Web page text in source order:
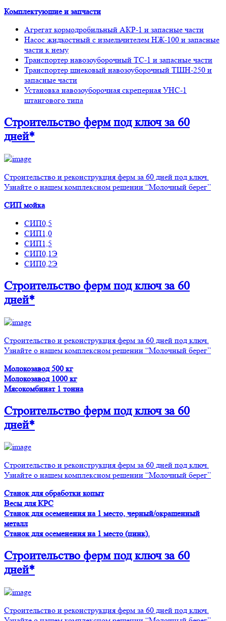
Комплектующие и запчасти
Агрегат кормодробильный АКР-1 и запасные части
Насос жидкостный с измельчителем НЖ-100 и запасные
части к нему
Транспортер навозоуборочный ТС-1 и запасные части
Транспортер шнековый навозоуборочный ТШН-250 и
запасные части
Установка навозоуборочная скреперная УНС-1
штангового типа
Строительство фермпод ключ за 60
дней*
Строительство и реконструкция ферм за 60 дней под ключ.
Узнайте о нашем комплексном решении “Молочный берег”
СИП мойка
СИП0,5
СИП1,0
СИП1,5
СИП0,1Э
СИП0,2Э
Строительство фермпод ключ за 60
дней*
Строительство и реконструкция ферм за 60 дней под ключ.
Узнайте о нашем комплексном решении “Молочный берег”
Молокозавод 500 кг
Молокозавод 1000 кг
Мясокомбинат 1 тонна
Строительство фермпод ключ за 60
дней*
Строительство и реконструкция ферм за 60 дней под ключ.
Узнайте о нашем комплексном решении “Молочный берег”
Станок для обработки копыт
Весы для КРС
Станок для осеменения на 1 место, черный/окрашенный
металл
Станок для осеменения на 1 место (цинк).
Строительство фермпод ключ за 60
дней*
Строительство и реконструкция ферм за 60 дней под ключ.